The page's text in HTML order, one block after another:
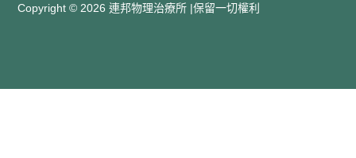
Copyright © 2026 連邦物理治療所 |保留一切權利